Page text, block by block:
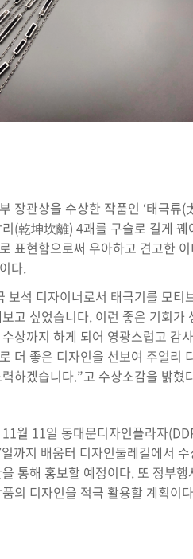
장관상을 수상한 작품인 ‘태극류(
(乾坤坎離) 4괘를 구슬로 길게 꿰
표현함으로써 우아하고 견고한
다.
보석 디자이너로서 태극기를 모티
고 싶었습니다. 이런 좋은 기회가
상까지 하게 되어 영광스럽고 감
더 좋은 디자인을 선보여 주얼리
하겠습니다.”고 수상소감을 밝혔
월 11일 동대문디자인플라자
까지 배움터 디자인둘레길에서
통해 홍보할 예정이다. 또 정부행
의 디자인을 적극 활용할 계획이